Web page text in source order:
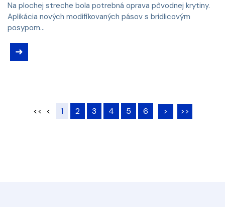
Na plochej streche bola potrebná oprava pôvodnej krytiny.
Aplikácia nových modifikovaných pásov s bridlicovým
posypom...
➜
<< < 1 2 3 4 5 6 > >>